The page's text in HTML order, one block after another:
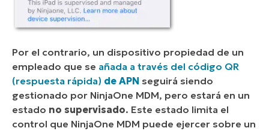
Por el contrario, un dispositivo propiedad de un
empleado que se añada a través del código QR
(respuesta rápida) de APN seguirá siendo
gestionado por NinjaOne MDM, pero estará en un
estado no supervisado. Este estado limita el
control que NinjaOne MDM puede ejercer sobre un